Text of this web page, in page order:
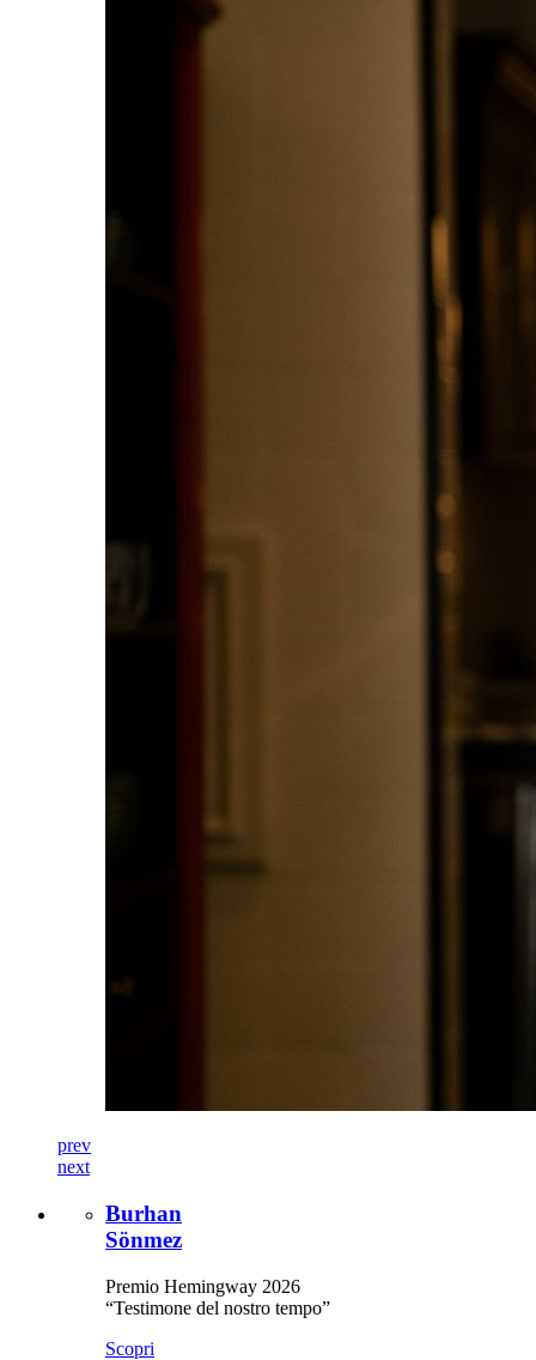
prev
next
Burhan
Sönmez
Premio Hemingway 2026
“Testimone del nostro tempo”
Scopri